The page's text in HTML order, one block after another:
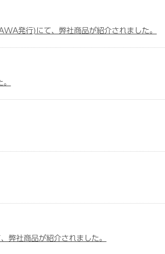
発行)にて、弊社商品が紹介されました。
弊社商品が紹介されました。